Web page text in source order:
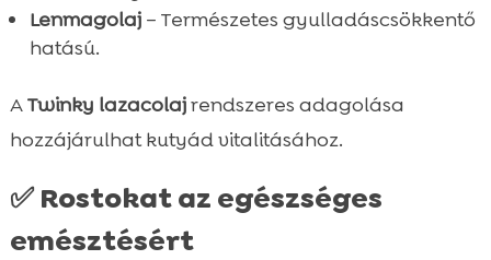
Lenmagolaj– Természetes gyulladáscsökkentő
hatású.
ATwinky lazacolajrendszeres adagolása
hozzájárulhat kutyád vitalitásához.
✅ Rostokat az egészséges
emésztésért